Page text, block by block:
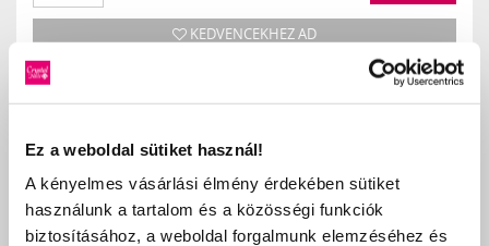
Ez a weboldal sütiket használ!
A kényelmes vásárlási élmény érdekében sütiket
használunk a tartalom és a közösségi funkciók
biztosításához, a weboldal forgalmunk elemzéséhez és
KEDVENCEKHEZ AD
ÉRTÉKELÉS,
Értékeles (0 szavazat alapján)